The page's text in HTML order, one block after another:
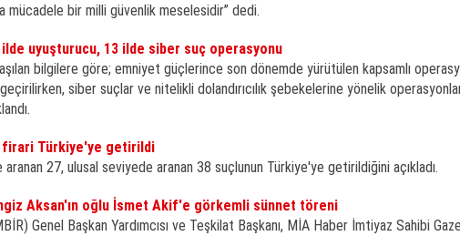
mücadele bir milli güvenlik meselesidir” dedi.
ilde uyuşturucu, 13 ilde siber suç operasyonu
bilgilere göre; emniyet güçlerince son dönemde yürütülen kapsamlı
siber suçlar ve nitelikli dolandırıcılık şebekelerine yönelik
firari Türkiye'ye getirildi
aranan 27, ulusal seviyede aranan 38 suçlunun Türkiye'ye getirildiğini açıkladı.
Aksan'ın oğlu İsmet Akif'e görkemli sünnet töreni
Genel Başkan Yardımcısı ve Teşkilat Başkanı, MİA Haber İmtiyaz Sahibi